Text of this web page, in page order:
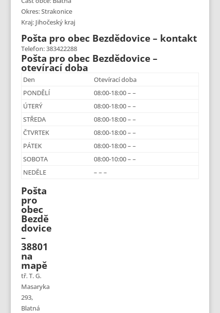
Okres: Strakonice
Kraj: Jihočeský kraj
Pošta pro obec Bezdědovice – kontakt
Telefon: 383422288
Pošta pro obec Bezdědovice –
otevírací doba
Den
Otevírací doba
PONDĚLÍ
08:00-18:00 – –
ÚTERÝ
08:00-18:00 – –
STŘEDA
08:00-18:00 – –
ČTVRTEK
08:00-18:00 – –
PÁTEK
08:00-18:00 – –
SOBOTA
08:00-10:00 – –
NEDĚLE
– – –
Pošta
pro
obec
Bezdě
dovice
–
38801
na
mapě
tř. T. G.
Masaryka
293,
Blatná